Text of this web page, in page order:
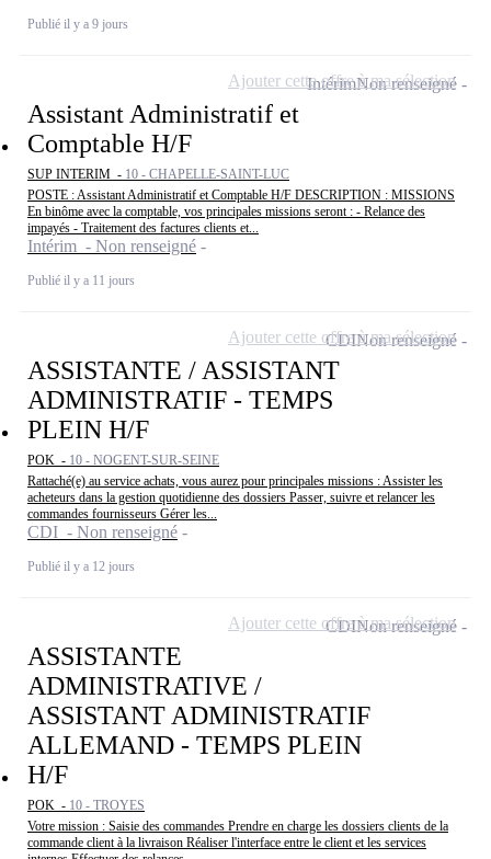
Publié il y a 9 jours
Assistant Administratif et
Comptable H/F
SUP INTERIM - 10 - CHAPELLE-SAINT-LUC
POSTE : Assistant Administratif et Comptable H/F DESCRIPTION : MISSIONS
En binôme avec la comptable, vos principales missions seront : - Relance des
impayés - Traitement des factures clients et...
Intérim - Non renseigné
Publié il y a 11 jours
IntérimNon renseigné
Ajouter cette offre à ma sélection
ASSISTANTE / ASSISTANT
ADMINISTRATIF - TEMPS
PLEIN H/F
POK - 10 - NOGENT-SUR-SEINE
Rattaché(e) au service achats, vous aurez pour principales missions : Assister les
acheteurs dans la gestion quotidienne des dossiers Passer, suivre et relancer les
commandes fournisseurs Gérer les...
CDI - Non renseigné
Publié il y a 12 jours
CDINon renseigné
Ajouter cette offre à ma sélection
ASSISTANTE
ADMINISTRATIVE /
ASSISTANT ADMINISTRATIF
ALLEMAND - TEMPS PLEIN
H/F
POK - 10 - TROYES
Votre mission : Saisie des commandes Prendre en charge les dossiers clients de la
commande client à la livraison Réaliser l'interface entre le client et les services
CDINon renseigné
Ajouter cette offre à ma sélection